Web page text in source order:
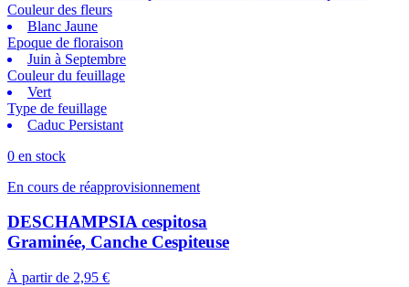
Couleur des fleurs
Blanc Jaune
Epoque de floraison
Juin à Septembre
Couleur du feuillage
Vert
Type de feuillage
Caduc Persistant
0 en stock
En cours de réapprovisionnement
DESCHAMPSIA cespitosa
Graminée, Canche Cespiteuse
À partir de 2,95 €